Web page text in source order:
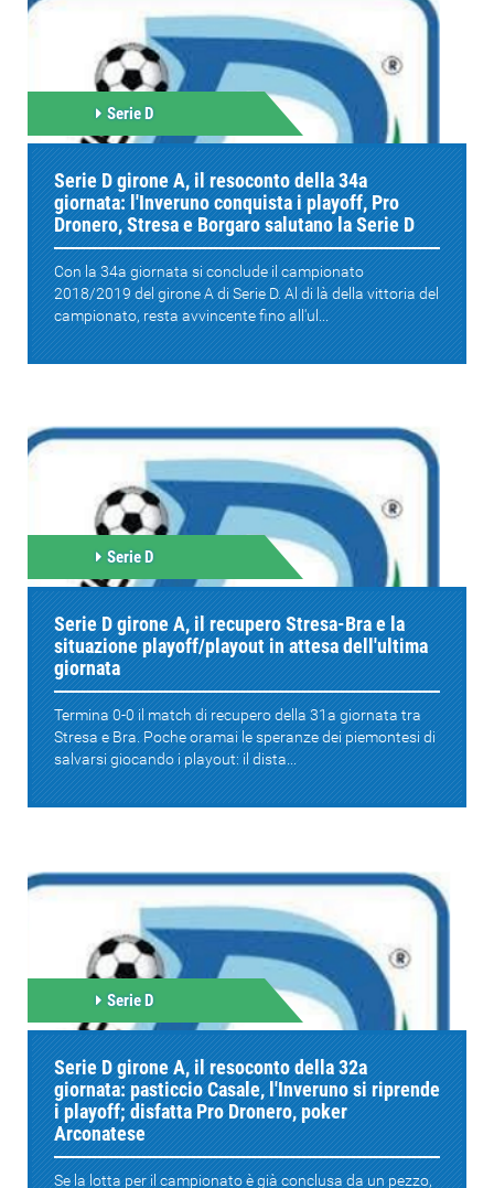
Serie D
Serie D girone A, il resoconto della 34a
giornata: l'Inveruno conquista i playoff, Pro
Dronero, Stresa e Borgaro salutano la Serie D
Con la 34a giornata si conclude il campionato
2018/2019 del girone A di Serie D. Al di là della vittoria del
campionato, resta avvincente fino all'ul...
Serie D
Serie D girone A, il recupero Stresa-Bra e la
situazione playoff/playout in attesa dell'ultima
giornata
Termina 0-0 il match di recupero della 31a giornata tra
Stresa e Bra. Poche oramai le speranze dei piemontesi di
salvarsi giocando i playout: il dista...
Serie D
Serie D girone A, il resoconto della 32a
giornata: pasticcio Casale, l'Inveruno si riprende
i playoff; disfatta Pro Dronero, poker
Arconatese
Se la lotta per il campionato è già conclusa da un pezzo,